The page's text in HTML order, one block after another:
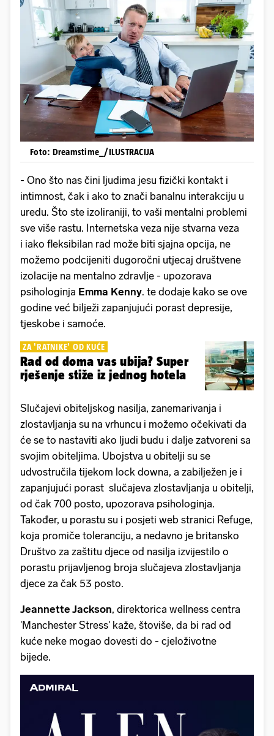
Foto: Dreamstime_/ILUSTRACIJA
- Ono što nas čini ljudima jesu fizički kontakt i
intimnost, čak i ako to znači banalnu interakciju u
uredu. Što ste izoliraniji, to vaši mentalni problemi
sve više rastu. Internetska veza nije stvarna veza
i iako fleksibilan rad može biti sjajna opcija, ne
možemo podcijeniti dugoročni utjecaj društvene
izolacije na mentalno zdravlje - upozorava
psihologinja Emma Kenny. te dodaje kako se ove
godine već bilježi zapanjujući porast depresije,
tjeskobe i samoće.
ZA 'RATNIKE' OD KUĆE
Rad od doma vas ubija? Super
rješenje stiže iz jednog hotela
Slučajevi obiteljskog nasilja, zanemarivanja i
zlostavljanja su na vrhuncu i možemo očekivati ​​da
će se to nastaviti ako ljudi budu i dalje zatvoreni sa
svojim obiteljima. Ubojstva u obitelji su se
udvostručila tijekom lock downa, a zabilježen je i
zapanjujući porast slučajeva zlostavljanja u obitelji,
od čak 700 posto, upozorava psihologinja.
Također, u porastu su i posjeti web stranici Refuge,
koja promiče toleranciju, a nedavno je britansko
Društvo za zaštitu djece od nasilja izvijestilo o
porastu prijavljenog broja slučajeva zlostavljanja
djece za čak 53 posto.
Jeannette Jackson, direktorica wellness centra
'Manchester Stress' kaže, štoviše, da bi rad od
kuće neke mogao dovesti do - cjeloživotne
bijede.